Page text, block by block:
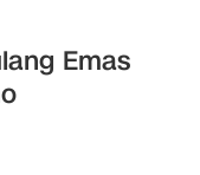
Emas